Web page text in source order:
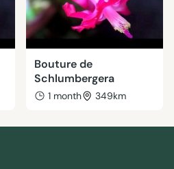
Bouture de
Schlumbergera
1 month 349km